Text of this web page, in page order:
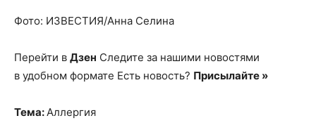
Фото: ИЗВЕСТИЯ/Анна Селина
Перейти в Дзен Следите за нашими новостями
в удобном формате Есть новость? Присылайте »
Тема:Аллергия